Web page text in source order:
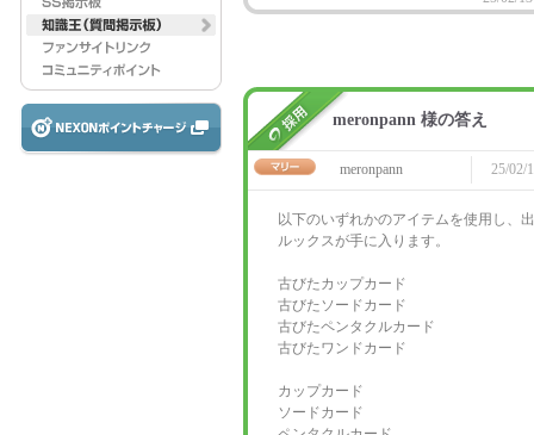
meronpann 様の答え
meronpann 25/02/
以下のいずれかのアイテムを使用し、
ルックスが手に入ります。
古びたカップカード
古びたソードカード
古びたペンタクルカード
古びたワンドカード
カップカード
ソードカード